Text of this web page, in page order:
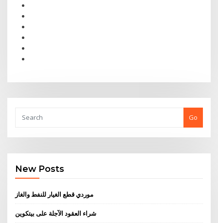
Go
New Posts
موردي قطع الغيار للنفط والغاز
شراء العقود الآجلة على بيتكوين